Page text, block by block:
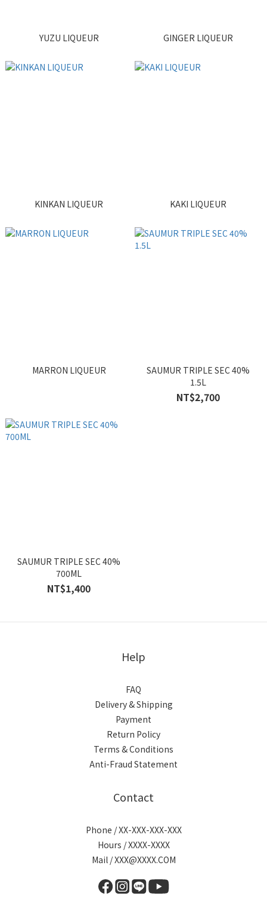
YUZU LIQUEUR GINGER LIQUEUR
KINKAN LIQUEUR KAKI LIQUEUR
MARRON LIQUEUR
SAUMUR TRIPLE SEC 40%
1.5L
NT$2,700
SAUMUR TRIPLE SEC 40%
700ML
NT$1,400
Help
FAQ
Delivery & Shipping
Payment
Return Policy
Terms & Conditions
Anti-Fraud Statement
Contact
Phone / XX-XXX-XXX-XXX
Hours / XXXX-XXXX
Mail / XXX@XXXX.COM